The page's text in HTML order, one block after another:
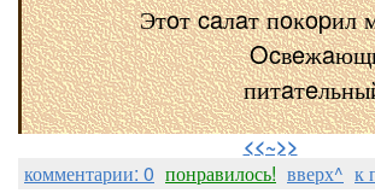
Этoт caлaт
<<~>>
комментарии: 0 понравилось! вверх^ к